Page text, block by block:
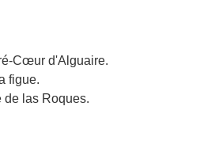
Cœur d'Alguaire.
figue.
de las Roques.